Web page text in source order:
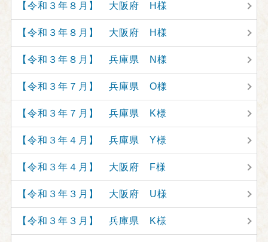
【令和３年８月】 大阪府 H様
【令和３年８月】 大阪府 H様
【令和３年８月】 兵庫県 N様
【令和３年７月】 兵庫県 O様
【令和３年７月】 兵庫県 K様
【令和３年４月】 兵庫県 Y様
【令和３年４月】 大阪府 F様
【令和３年３月】 大阪府 U様
【令和３年３月】 兵庫県 K様